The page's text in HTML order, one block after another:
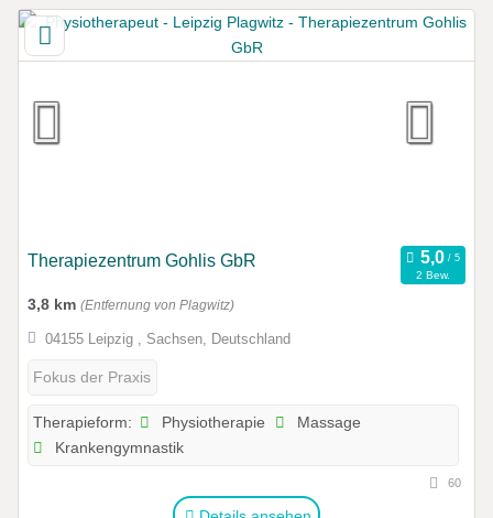
Therapiezentrum Gohlis GbR
2 Bew.
3,8 km (Entfernung von Plagwitz)
04155 Leipzig , Sachsen, Deutschland
Fokus der Praxis
Therapieform: Physiotherapie
Massage
Krankengymnastik
60